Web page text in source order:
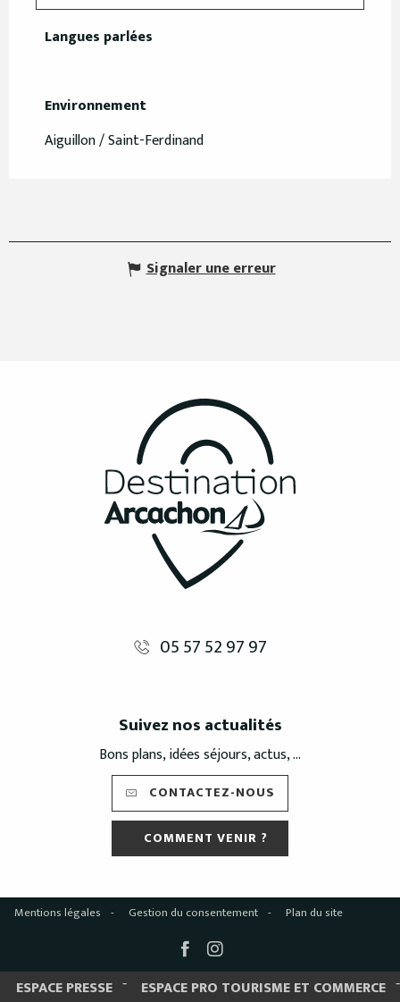
Langues parlées
Langues parlées
Environnement
Environnement
Aiguillon / Saint-Ferdinand
Signaler une erreur
05 57 52 97 97
Suivez nos actualités
Bons plans, idées séjours, actus, ...
CONTACTEZ-NOUS
COMMENT VENIR ?
Mentions légales Gestion du consentement Plan du site
ESPACE PRESSE ESPACE PRO TOURISME ET COMMERCE